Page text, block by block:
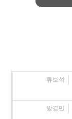
류보석
방경민